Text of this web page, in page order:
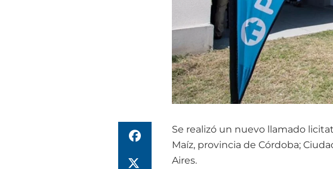
Se realizó un nuevo llamado
Maíz, provincia de Córdoba;
Aires.